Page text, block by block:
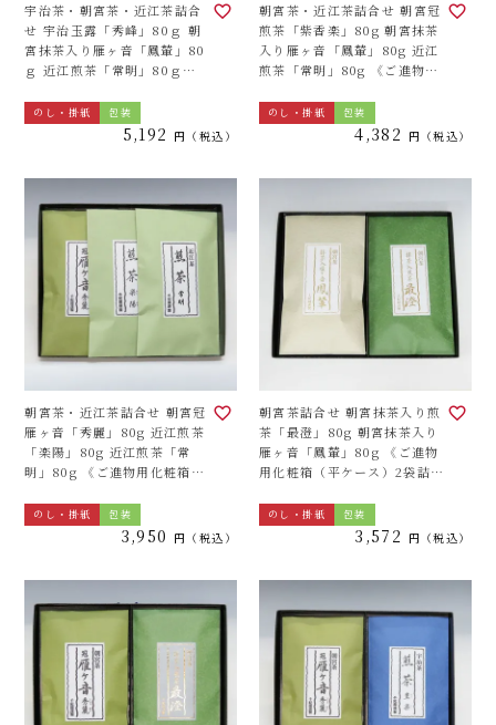
宇治茶・朝宮茶・近江茶詰合
せ 宇治玉露「秀峰」80ｇ 朝
宮抹茶入り雁ヶ音「鳳輦」80
ｇ 近江煎茶「常明」80ｇ
ス）3袋詰合せ》
のし・掛紙 包装
5,192 税込
朝宮茶・近江茶詰合せ 朝宮冠
煎茶「紫香楽」80g 朝宮抹茶
入り雁ヶ音「鳳輦」80g 近江
煎茶「常明」80g 《ご進物用
せ》
のし・掛紙 包装
4,382 税込
朝宮茶・近江茶詰合せ 朝宮冠
雁ヶ音「秀麗」80g 近江煎茶
「楽陽」80g 近江煎茶「常
明」80g 《ご進物用化粧箱
のし・掛紙 包装
3,950 税込
朝宮茶詰合せ 朝宮抹茶入り煎
茶「最澄」80g 朝宮抹茶入り
雁ヶ音「鳳輦」80g 《ご進物
用化粧箱（平ケース）2袋詰合
のし・掛紙 包装
3,572 税込